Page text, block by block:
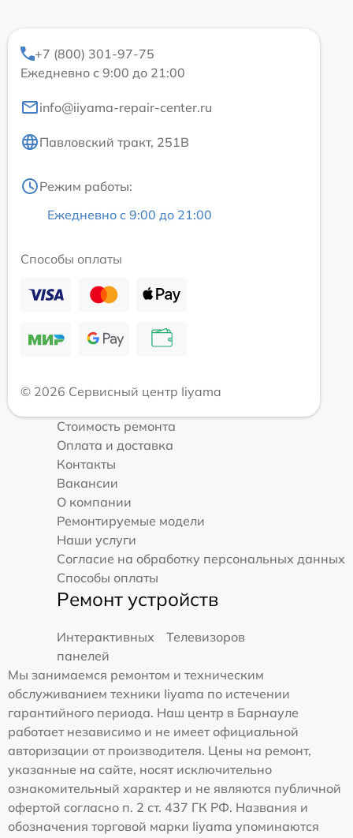
+7 (800) 301-97-75
Ежедневно с 9:00 до 21:00
info@iiyama-repair-center.ru
Павловский тракт, 251В
Режим работы:
Ежедневно с 9:00 до 21:00
Способы оплаты
© 2026 Сервисный центр Iiyama
Стоимость ремонта
Оплата и доставка
Контакты
Вакансии
О компании
Ремонтируемые модели
Наши услуги
Согласие на обработку персональных данных
Способы оплаты
Ремонт устройств
Интерактивных
панелей
Телевизоров
Мы занимаемся ремонтом и техническим
обслуживанием техники Iiyama по истечении
гарантийного периода. Наш центр в Барнауле
работает независимо и не имеет официальной
авторизации от производителя. Цены на ремонт,
указанные на сайте, носят исключительно
ознакомительный характер и не являются публичной
офертой согласно п. 2 ст. 437 ГК РФ. Названия и
обозначения торговой марки Iiyama упоминаются